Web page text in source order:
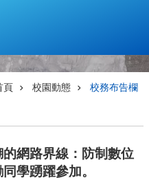
頁 校園動態 校務布告欄
網路界線：防制數位
學踴躍參加。